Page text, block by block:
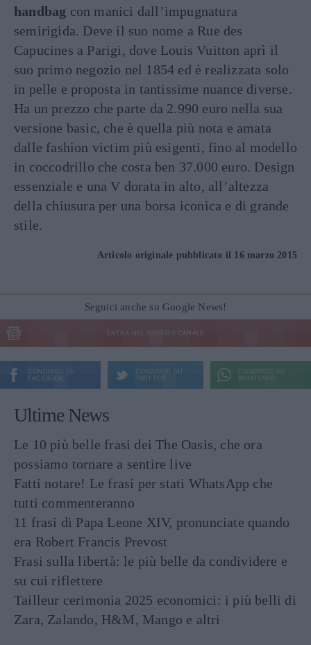
handbag con manici dall’impugnatura
semirigida. Deve il suo nome a Rue des
Capucines a Parigi, dove Louis Vuitton aprì il
suo primo negozio nel 1854 ed è realizzata solo
in pelle e proposta in tantissime nuance diverse.
Ha un prezzo che parte da 2.990 euro nella sua
versione basic, che è quella più nota e amata
dalle fashion victim più esigenti, fino al modello
in coccodrillo che costa ben 37.000 euro. Design
essenziale e una V dorata in alto, all’altezza
della chiusura per una borsa iconica e di grande
stile.
Articolo originale pubblicato il 16 marzo 2015
Seguici anche su Google News!
ENTRA NEL NOSTRO CANALE
CONDIVIDI SU
FACEBOOK
CONDIVIDI SU
TWITTER
CONDIVIDI SU
WHATSAPP
Ultime News
Le 10 più belle frasi dei The Oasis, che ora
possiamo tornare a sentire live
Fatti notare! Le frasi per stati WhatsApp che
tutti commenteranno
11 frasi di Papa Leone XIV, pronunciate quando
era Robert Francis Prevost
Frasi sulla libertà: le più belle da condividere e
su cui riflettere
Tailleur cerimonia 2025 economici: i più belli di
Zara, Zalando, H&M, Mango e altri